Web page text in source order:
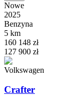
Nowe
2025
Benzyna
5 km
160 148 zł
127 900 zł
Volkswagen
Crafter